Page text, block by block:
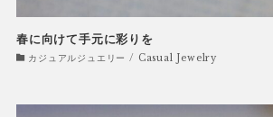
春に向けて手元に彩りを
カジュアルジュエリー / Casual Jewelry